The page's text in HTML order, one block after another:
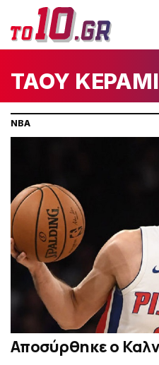
ΤΑΟΥ
NBA
Αποσύρθηκε ο